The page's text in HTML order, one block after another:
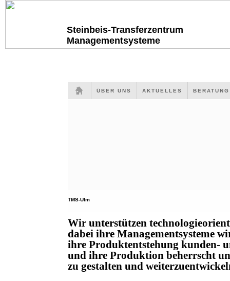
Steinbeis-Transferzentrum
Managementsysteme
ÜBER UNS AKTUELLES
TMS-Ulm
Wir unterstützen
dabei ihre Managementsysteme
ihre Produktentstehung kunden-
und ihre Produktion beherrscht
zu gestalten und